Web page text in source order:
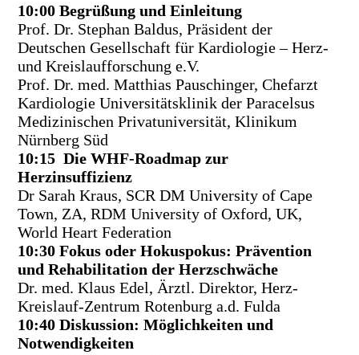
10:00 Begrüßung und Einleitung
Prof. Dr. Stephan Baldus, Präsident der
Deutschen Gesellschaft für Kardiologie – Herz-
und Kreislaufforschung e.V.
Prof. Dr. med. Matthias Pauschinger, Chefarzt
Kardiologie Universitätsklinik der Paracelsus
Medizinischen Privatuniversität, Klinikum
Nürnberg Süd
10:15 Die WHF-Roadmap zur
Herzinsuffizienz
Dr Sarah Kraus, SCR DM University of Cape
Town, ZA, RDM University of Oxford, UK,
World Heart Federation
10:30 Fokus oder Hokuspokus: Prävention
und Rehabilitation der Herzschwäche
Dr. med. Klaus Edel, Ärztl. Direktor, Herz-
Kreislauf-Zentrum Rotenburg a.d. Fulda
10:40 Diskussion: Möglichkeiten und
Notwendigkeiten